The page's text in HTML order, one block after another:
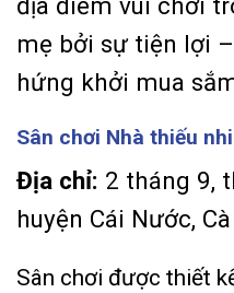
địa điểm vui chơi
mẹ bởi sự tiện lợi
hứng khởi mua
Sân chơi Nhà thiếu
Địa chỉ: 2 tháng 9,
huyện Cái Nước,
Sân chơi được thiết